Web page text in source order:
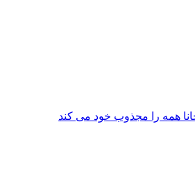
همه را مجذوب خود می‌ کند